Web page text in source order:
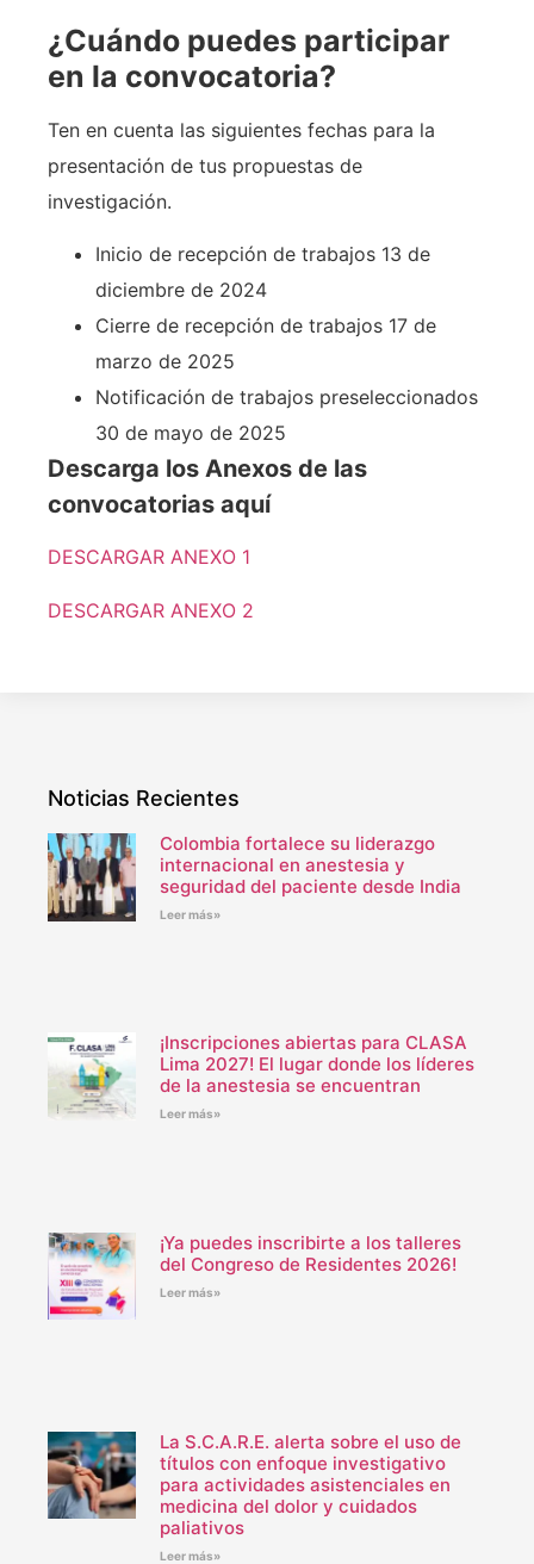
¿Cuándo puedes participar
en la convocatoria?
Ten en cuenta las siguientes fechas para la
presentación de tus propuestas de
investigación.
Inicio de recepción de trabajos 13 de
diciembre de 2024
Cierre de recepción de trabajos 17 de
marzo de 2025
Notificación de trabajos preseleccionados
30 de mayo de 2025
Descarga los Anexos de las
convocatorias aquí
DESCARGAR ANEXO 1
DESCARGAR ANEXO 2
Noticias Recientes
Colombia fortalece su liderazgo
internacional en anestesia y
seguridad del paciente desde India
Leer más»
¡Inscripciones abiertas para CLASA
Lima 2027! El lugar donde los líderes
de la anestesia se encuentran
Leer más»
¡Ya puedes inscribirte a los talleres
del Congreso de Residentes 2026!
Leer más»
La S.C.A.R.E. alerta sobre el uso de
títulos con enfoque investigativo
para actividades asistenciales en
medicina del dolor y cuidados
paliativos
Leer más»